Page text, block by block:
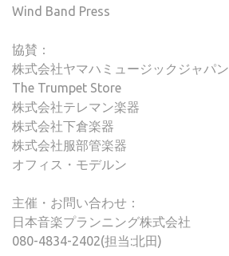
Wind Band Press
協賛：
株式会社ヤマハミュージックジャパン
The Trumpet Store
株式会社テレマン楽器
株式会社下倉楽器
株式会社服部管楽器
オフィス・モデルン
主催・お問い合わせ：
日本音楽プランニング株式会社
080-4834-2402(担当:北田)